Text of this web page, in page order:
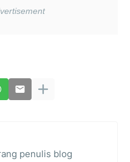
penulis blog